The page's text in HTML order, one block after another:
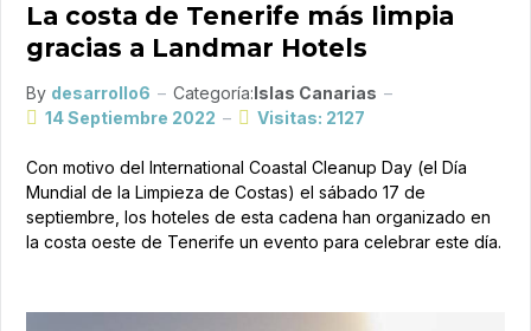
La costa de Tenerife más limpia
gracias a Landmar Hotels
By desarrollo6 Categoría:Islas Canarias
14 Septiembre 2022
Visitas: 2127
Con motivo del International Coastal Cleanup Day (el Día
Mundial de la Limpieza de Costas) el sábado 17 de
septiembre, los hoteles de esta cadena han organizado en
la costa oeste de Tenerife un evento para celebrar este día.